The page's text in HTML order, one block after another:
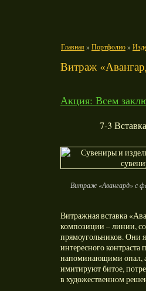
Главная»Портфолио»
Витраж
Акция: Всем
7-3
Витраж «Авангард» с
Витражная вставка
композиции – линии,
прямоугольников. Они
интересного контраста
напоминающими опал,
имитируют битое,
в художественном